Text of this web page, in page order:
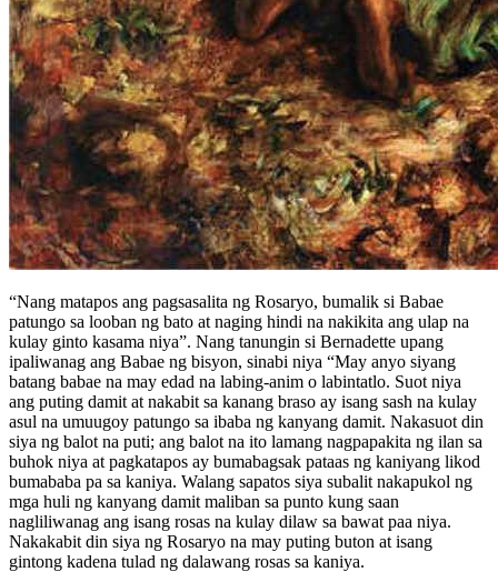
“Nang matapos ang pagsasalita ng Rosaryo, bumalik si Babae
patungo sa looban ng bato at naging hindi na nakikita ang ulap na
kulay ginto kasama niya”. Nang tanungin si Bernadette upang
ipaliwanag ang Babae ng bisyon, sinabi niya “May anyo siyang
batang babae na may edad na labing-anim o labintatlo. Suot niya
ang puting damit at nakabit sa kanang braso ay isang sash na kulay
asul na umuugoy patungo sa ibaba ng kanyang damit. Nakasuot din
siya ng balot na puti; ang balot na ito lamang nagpapakita ng ilan sa
buhok niya at pagkatapos ay bumabagsak pataas ng kaniyang likod
bumababa pa sa kaniya. Walang sapatos siya subalit nakapukol ng
mga huli ng kanyang damit maliban sa punto kung saan
nagliliwanag ang isang rosas na kulay dilaw sa bawat paa niya.
Nakakabit din siya ng Rosaryo na may puting buton at isang
gintong kadena tulad ng dalawang rosas sa kaniya.